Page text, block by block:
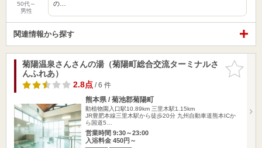
50代～
男性
の…
関連情報から探す
お気に入
りに追加
菊陽温泉さんさんの湯（菊陽町総合交流ターミナルさ
んふれあ）
2.8点/ 6 件
熊本県 / 菊池郡菊陽町
動植物園入口駅10.89km 三里木駅1.15km
JR豊肥本線三里木駅から徒歩20分 九州自動車道熊本ICか
ら国道5…
営業時間 9:30～23:00
入浴料金 450円～